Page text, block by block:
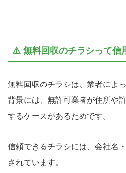
⚠️ 無料回収のチラシって信
無料回収のチラシは、業者によ
背景には、無許可業者が住所や
するケースがあるためです。
信頼できるチラシには、会社名
されています。